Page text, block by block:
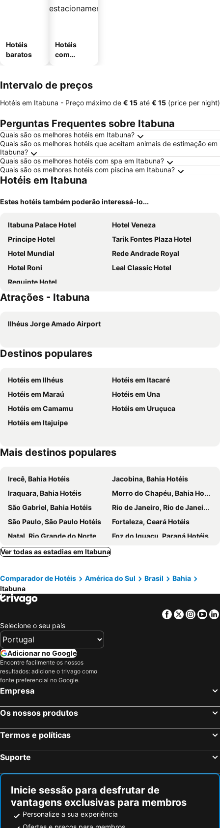
Hotéis
baratos
Hotéis
com
Intervalo de preços
Hotéis em Itabuna - Preço máximo de ‎€ 15 até ‎€ 15 (price per night)
Perguntas Frequentes sobre Itabuna
Quais são os melhores hotéis em Itabuna?
Quais são os melhores hotéis que aceitam animais de estimação em
Itabuna?
Quais são os melhores hotéis com spa em Itabuna?
Quais são os melhores hotéis com piscina em Itabuna?
Hotéis em Itabuna
Estes hotéis também poderão interessá-lo...
Itabuna Palace Hotel
Hotel Veneza
Principe Hotel
Tarik Fontes Plaza Hotel
Hotel Mundial
Rede Andrade Royal
Hotel Roni
Leal Classic Hotel
Requinte Hotel
Atrações - Itabuna
Ilhéus Jorge Amado Airport
Destinos populares
Hotéis em Ilhéus
Hotéis em Itacaré
Hotéis em Maraú
Hotéis em Una
Hotéis em Camamu
Hotéis em Uruçuca
Hotéis em Itajuípe
Mais destinos populares
Irecê, Bahia Hotéis
Jacobina, Bahia Hotéis
Iraquara, Bahia Hotéis
Morro do Chapéu, Bahia Hotéis
São Gabriel, Bahia Hotéis
Rio de Janeiro, Rio de Janeiro Hotéis
São Paulo, São Paulo Hotéis
Fortaleza, Ceará Hotéis
Natal, Rio Grande do Norte Hotéis
Foz do Iguaçu, Paraná Hotéis
Porto de Galinhas, Pernambuco Hotéis
Ver todas as estadias em Itabuna
Comparador de Hotéis América do Sul Brasil
Bahia
Itabuna
Facebook
Twitter
Selecione o seu país
Adicionar no Google
Encontre facilmente os nossos
resultados: adicione o trivago como
fonte preferencial no Google.
Empresa
Os nossos produtos
Termos e políticas
Suporte
Inicie sessão para desfrutar de
vantagens exclusivas para membros
Personalize a sua experiência